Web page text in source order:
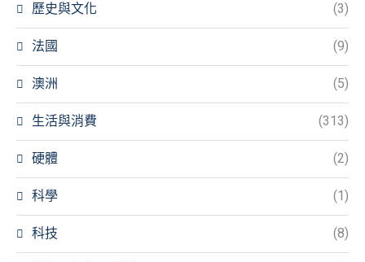
歷史與文化 (3)
法國 (9)
澳洲 (5)
生活與消費 (313)
硬體 (2)
科學 (1)
科技 (8)